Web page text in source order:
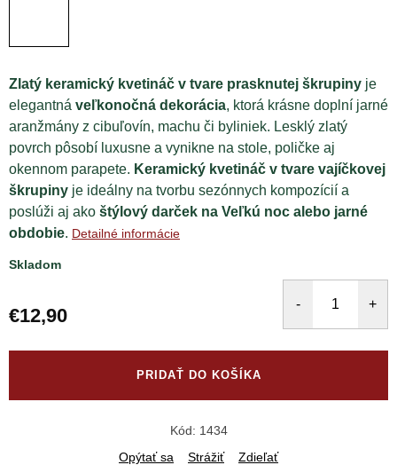
Zlatý keramický kvetináč v tvare prasknutej škrupiny je
elegantná veľkonočná dekorácia, ktorá krásne doplní jarné
aranžmány z cibuľovín, machu či byliniek. Lesklý zlatý
povrch pôsobí luxusne a vynikne na stole, poličke aj
okennom parapete. Keramický kvetináč v tvare vajíčkovej
škrupiny je ideálny na tvorbu sezónnych kompozícií a
poslúži aj ako štýlový darček na Veľkú noc alebo jarné
obdobie. Detailné informácie
Skladom
€12,90
PRIDAŤ DO KOŠÍKA
Kód: 1434
Opýtať sa
Strážiť Zdieľať